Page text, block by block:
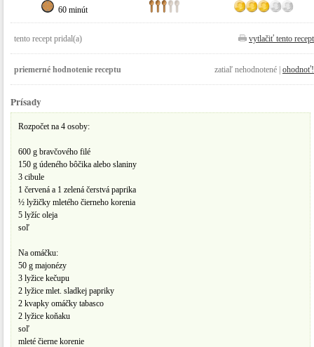
60 minút
tento recept pridal(a) vytlačiť tento recept
priemerné hodnotenie receptu zatiaľ nehodnotené | ohodnoť!
Prísady
Rozpočet na 4 osoby:
600 g bravčového filé
150 g údeného bôčika alebo slaniny
3 cibule
1 červená a 1 zelená čerstvá paprika
½ lyžičky mletého čierneho korenia
5 lyžíc oleja
soľ
Na omáčku:
50 g majonézy
3 lyžice kečupu
2 lyžice mlet. sladkej papriky
2 kvapky omáčky tabasco
2 lyžice koňaku
soľ
mleté čierne korenie